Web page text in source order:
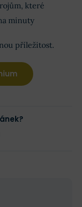
které
minuty
příležitost.